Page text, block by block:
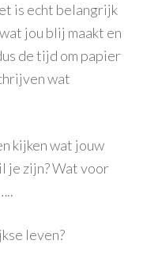
is echt belangrijk
jou blij maakt en
de tijd om papier
wat
kijken wat jouw
je zijn? Wat voor
leven?